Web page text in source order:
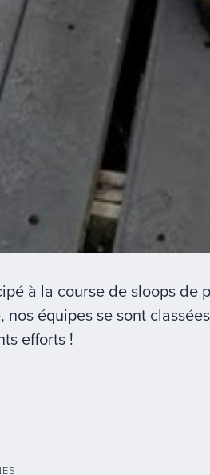
à la course de sloops
équipes se sont
efforts !